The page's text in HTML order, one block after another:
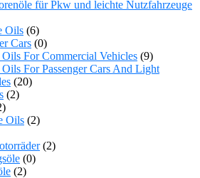
für Pkw und leichte Nutzfahrzeuge
Oils (6)
Cars (0)
For Commercial Vehicles (9)
For Passenger Cars And Light
(20)
(2)
Oils (2)
(2)
(0)
(2)